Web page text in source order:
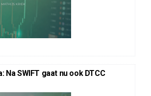
Na SWIFT gaat nu ook DTCC